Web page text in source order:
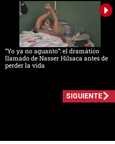
“Yo ya no aguanto”: el dramático
llamado de Nasser Hilsaca antes de
perder la vida
SIGUIENTE